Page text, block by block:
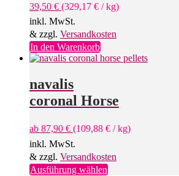
39,50 € (329,17 € /kg)
inkl. MwSt.
& zzgl. Versandkosten
In den Warenkorb
navalis
coronal Horse
ab 87,90 € (109,88 € /kg)
inkl. MwSt.
& zzgl. Versandkosten
Ausführung wählenDieses